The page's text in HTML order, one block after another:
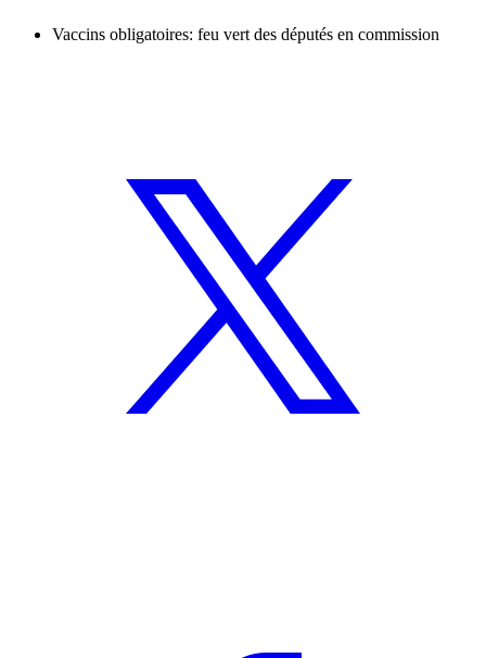
Vaccins obligatoires: feu vert des députés en commission